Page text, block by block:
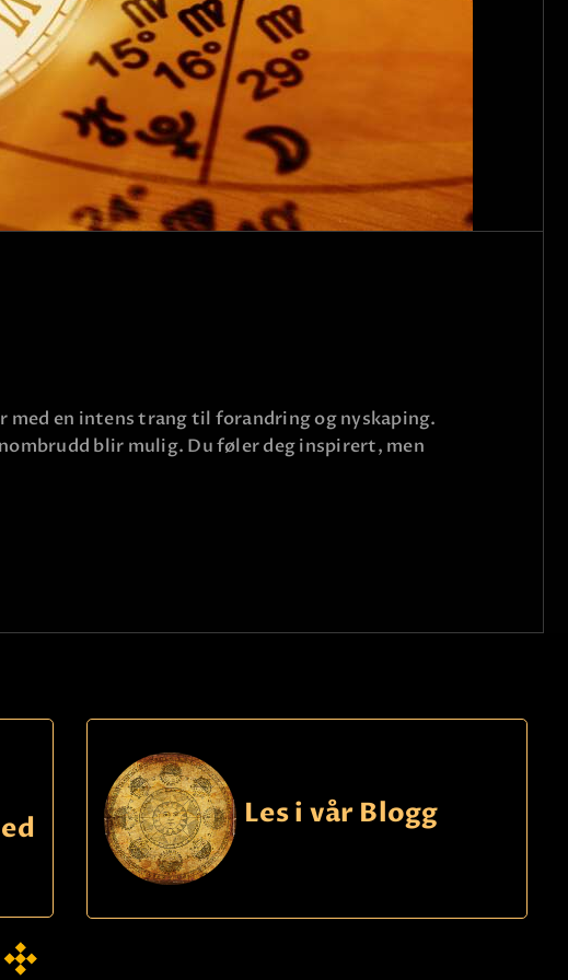
med en intens trang til forandring og nyskaping.
blir mulig. Du føler deg inspirert, men
Les i vår Blogg